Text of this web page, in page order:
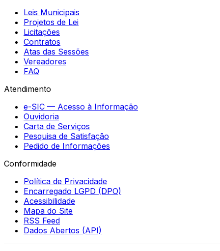
Leis Municipais
Projetos de Lei
Licitações
Contratos
Atas das Sessões
Vereadores
FAQ
Atendimento
e-SIC — Acesso à Informação
Ouvidoria
Carta de Serviços
Pesquisa de Satisfação
Pedido de Informações
Conformidade
Política de Privacidade
Encarregado LGPD (DPO)
Acessibilidade
Mapa do Site
RSS Feed
Dados Abertos (API)